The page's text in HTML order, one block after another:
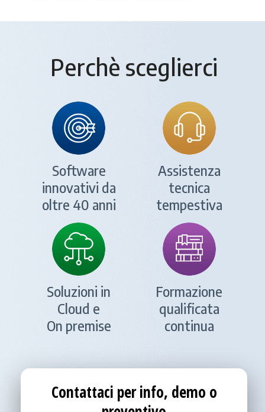
Perchè sceglierci
Software
innovativi da
oltre 40 anni
Assistenza
tecnica
tempestiva
Soluzioni in
Cloud e
On premise
Formazione
qualificata
continua
Contattaci per info, demo o